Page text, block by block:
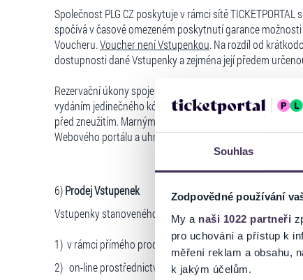
Souhlas
Zodpovědné používání
My a naši 1022 partneři
pro uchování a přístup k
měření reklam a obsahu,
k jakým účelům.
Společnost PLG CZ poskytuje v rámci sítě
spočívá v časově omezeném poskytnutí garance
Voucheru.Voucher není Vstupenkou. Na rozdíl od
dostupnosti dané Vstupenky a zejména její předem
Rezervační úkony spojené s poskytnutím služby
vydáním jedinečného kódu Voucheru, na který je vázán
před zneužitím. Marným uplynutím doby platnosti
Webového portálu a uhradit pouze přímou on-line platbou
6)Prodej Vstupenek
Vstupenky stanoveného druhu lze zakoupit případně
1) v rámci přímého prodeje na Smluvním prodejním místě
2) on-line prostřednictvím Webového portálu